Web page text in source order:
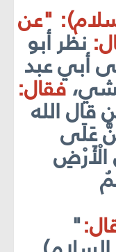
"عن
نظر أبو
أبي عبد
فقال:
قال الله
عَلَى
"